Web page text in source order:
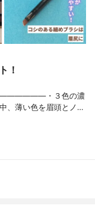
！
・３色の濃
、薄い色を眉頭とノ…